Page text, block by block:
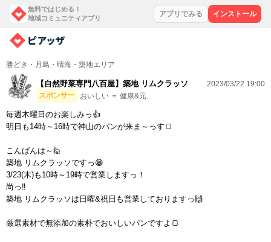
無料ではじめる！
地域コミュニティアプリ
アプリでみる インストール
勝どき・月島・晴海・築地エリア
【自然野菜専門八百屋】築地 リムクラッソ
スポンサー おいしい ＝ 健康&元...
2023/03/22 19:00
毎週木曜日のお楽しみっ👍
明日も14時～16時で神山のパンが来ま～っす🍞
こんばんは～🙋
築地 リムクラッソですっ😁
3/23(木)も10時～19時で営業しますっ！
尚っ‼
築地 リムクラッソは日曜&祝日も営業しておりますっ🙌
厳選素材で無添加の素朴でおいしいパンですよ🍞